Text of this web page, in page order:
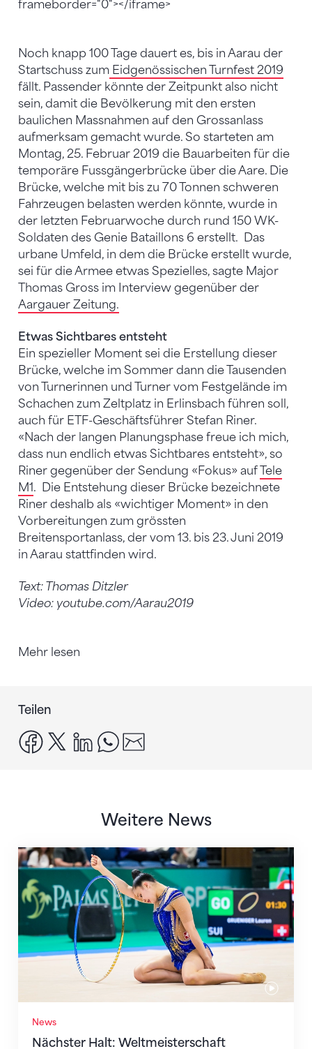
frameborder="0"></iframe>
Noch knapp 100 Tage dauert es, bis in Aarau der
Startschuss zum Eidgenössischen Turnfest 2019
fällt. Passender könnte der Zeitpunkt also nicht
sein, damit die Bevölkerung mit den ersten
baulichen Massnahmen auf den Grossanlass
aufmerksam gemacht wurde. So starteten am
Montag, 25. Februar 2019 die Bauarbeiten für die
temporäre Fussgängerbrücke über die Aare. Die
Brücke, welche mit bis zu 70 Tonnen schweren
Fahrzeugen belasten werden könnte, wurde in
der letzten Februarwoche durch rund 150 WK-
Soldaten des Genie Bataillons 6 erstellt. Das
urbane Umfeld, in dem die Brücke erstellt wurde,
sei für die Armee etwas Spezielles, sagte Major
Thomas Gross im Interview gegenüber der
Aargauer Zeitung.
Etwas Sichtbares entsteht
Ein spezieller Moment sei die Erstellung dieser
Brücke, welche im Sommer dann die Tausenden
von Turnerinnen und Turner vom Festgelände im
Schachen zum Zeltplatz in Erlinsbach führen soll,
auch für ETF-Geschäftsführer Stefan Riner.
«Nach der langen Planungsphase freue ich mich,
dass nun endlich etwas Sichtbares entsteht», so
Riner gegenüber der Sendung «Fokus» aufTele
M1. Die Entstehung dieser Brücke bezeichnete
Riner deshalb als «wichtiger Moment» in den
Vorbereitungen zum grössten
Breitensportanlass, der vom 13. bis 23. Juni 2019
in Aarau stattfinden wird.
Text: Thomas Ditzler
Video: youtube.com/Aarau2019
Mehr lesen
Teilen
facebook
x linkedinwhatsapp
Weitere News
News
Nächster Halt: Weltmeisterschaft
Nächster Halt: Weltmeisterschaft